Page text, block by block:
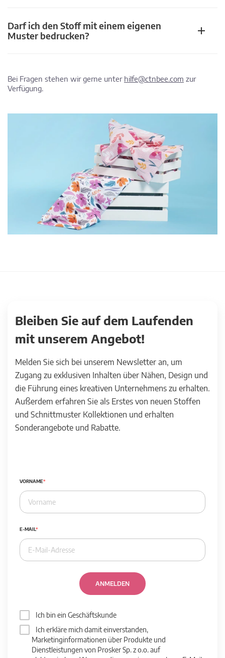
Darf ich den Stoff mit einem eigenen
Muster bedrucken?
Bei Fragen stehen wir gerne unter hilfe@ctnbee.com zur
Verfügung.
Bleiben Sie auf dem Laufenden
mit unserem Angebot!
Melden Sie sich bei unserem Newsletter an, um
Zugang zu exklusiven Inhalten über Nähen, Design und
die Führung eines kreativen Unternehmens zu erhalten.
Außerdem erfahren Sie als Erstes von neuen Stoffen
und Schnittmuster Kollektionen und erhalten
Sonderangebote und Rabatte.
VORNAME
E-MAIL
ANMELDEN
Ich bin ein Geschäftskunde
Ich erkläre mich damit einverstanden,
Marketinginformationen über Produkte und
Dienstleistungen von Prosker Sp. z o.o. auf